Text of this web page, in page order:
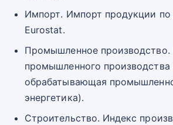
Импорт. Импорт продукции
Eurostat.
Промышленное производство.
промышленного производства
обрабатывающая
энергетика).
Строительство. Индекс